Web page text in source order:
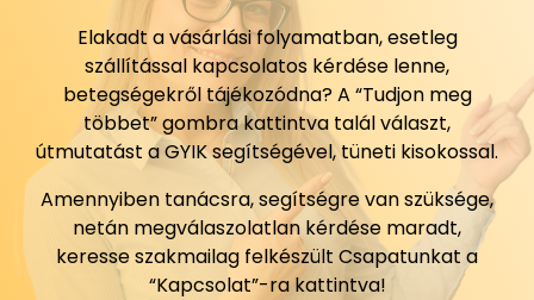
Elakadt a vásárlási folyamatban, esetleg
szállítással kapcsolatos kérdése lenne,
betegségekről tájékozódna? A “Tudjon meg
többet” gombra kattintva talál választ,
útmutatást a GYIK segítségével, tüneti kisokossal.
Amennyiben tanácsra, segítségre van szüksége,
netán megválaszolatlan kérdése maradt,
keresse szakmailag felkészült Csapatunkat a
“Kapcsolat”-ra kattintva!